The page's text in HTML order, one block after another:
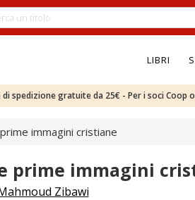
LIBRI
di spedizione gratuite da 25€ - Per i soci
immagini cristiane
prime immagini
Zibawi